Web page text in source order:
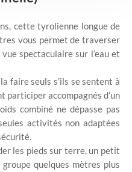
cette tyrolienne longue de
vous permet de traverser
spectaculaire sur l’eau et
faire seuls s’ils se sentent à
participer accompagnés d’un
combiné ne dépasse pas
activités non adaptées
les pieds sur terre, un petit
quelques mètres plus